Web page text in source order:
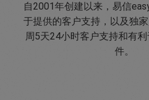
自2001年创建以来，易信
于提供的客户支持，以及独
周5天24小时客户支持和有
件。